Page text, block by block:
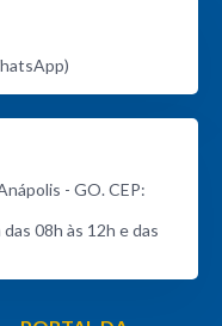
- GO. CEP:
08h às 12h e das